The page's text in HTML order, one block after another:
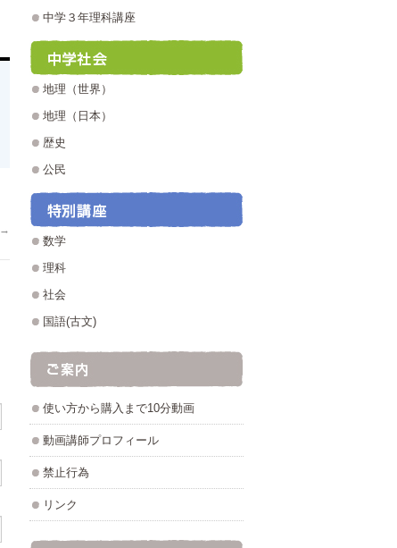
→
中学３年理科講座
地理（世界）
地理（日本）
歴史
公民
数学
理科
社会
国語(古文)
使い方から購入まで10分動画
動画講師プロフィール
禁止行為
リンク